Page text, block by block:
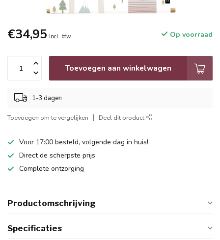
€34,95 Incl. btw Op voorraad
Toevoegen aan winkelwagen
1-3 dagen
Toevoegen om te vergelijken Deel dit product
Voor 17:00 besteld, volgende dag in huis!
Direct de scherpste prijs
Complete ontzorging
Productomschrijving
Specificaties